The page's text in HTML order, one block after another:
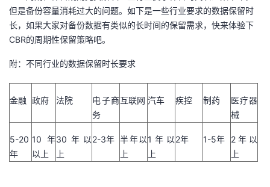
但是备份容量消耗过大的问题。如下是一些行业要求的数据保留时
长，如果大家对备份数据有类似的长时间的保留需求，快来体验下
CBR的周期性保留策略吧。
附：不同行业的数据保留时长要求
金融 政府 法院
电子商
务
互联网 汽车 疾控 制药
医疗器
械
5-20
年
10年
以上
30年以
上
2-3年 半年以
上
1年以
上
2年 1-5年
2年以
上